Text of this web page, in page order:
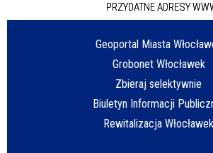
PRZYDATNE ADRESY
Geoportal Miasta
Grobonet Włocławek
Zbieraj selektywnie
Biuletyn Informacji
Rewitalizacja Włocławek